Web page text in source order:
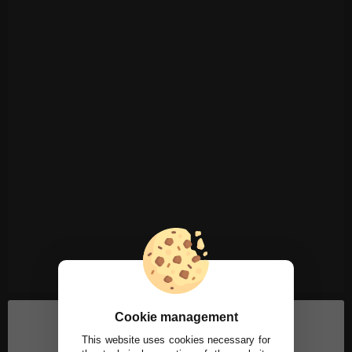
Cookie management
This website uses cookies necessary for